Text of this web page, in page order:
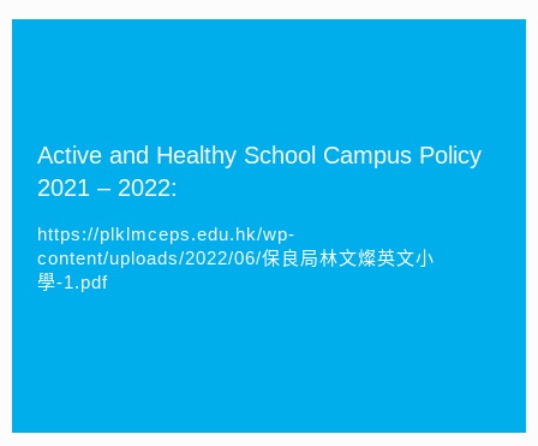
Active and Healthy School Campus Policy
2021 – 2022:
https://plklmceps.edu.hk/wp-
content/uploads/2022/06/保良局林文燦英文小
學-1.pdf